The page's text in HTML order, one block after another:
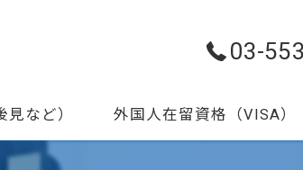
03-
など） 外国人在留資格（VISA）